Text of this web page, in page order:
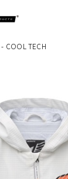
- COOL TECH